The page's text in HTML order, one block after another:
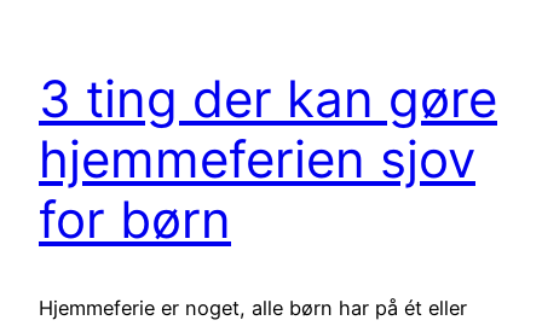
3 ting der kan gøre
hjemmeferien sjov
for børn
Hjemmeferie er noget, alle børn har på ét eller